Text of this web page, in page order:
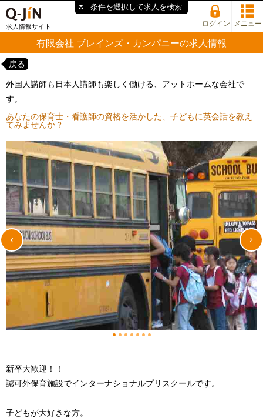
求人情報サイト ログイン メニュー
有限会社 ブレインズ・カンパニーの求人情報
戻る
外国人講師も日本人講師も楽しく働ける、アットホームな会社で
す。
あなたの保育士・看護師の資格を活かした、子どもに英会話を教え
てみませんか？
1234567
新卒大歓迎！！
認可外保育施設でインターナショナルプリスクールです。
子どもが大好きな方。
条件を選択して求人を検索